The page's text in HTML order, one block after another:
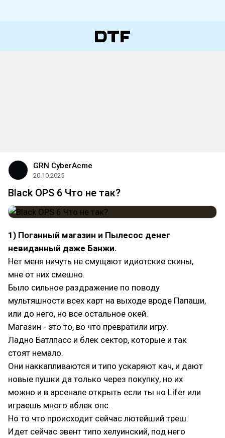
GRN CyberAcme
20.10.2025
Black OPS 6 Что не так?
1) Поганный магазин и Пылесос денег
невиданный даже Банжи.
Нет меня ничуть не смущают идиотские скины,
мне от них смешно.
Было сильное раздражение по поводу
мультяшности всех карт на выходе вроде Папаши,
или до него, но все остальное окей.
Магазин - это то, во что превратили игру.
Ладно Батлпасс и блек сектор, которые и так
стоят немало.
Они наккапливаются и типо ускаряют кач, и дают
новые пушки да только через покупку, но их
можно и в арсенале открыть если ты но Lifer или
играешь много вблек опс.
Но то что происходит сейчас лютейший треш.
Идет сейчас эвент типо хелуинский, под него